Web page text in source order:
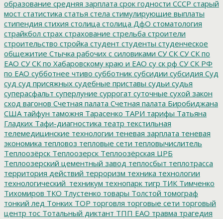
образование средняя зарплата срок годности СССР старый
мост статистика статья стела стимулирующие выплаты
стипендия стихия столица столица ДфО стоматология
страйкбол страх страхование стрельба строители
строительство стройка студент студенты студенческое
общежитие Стычка рабочих с силовиками СУ СК СУ СК по
ЕАО СУ СК по Хабаровскому краю и ЕАО су ск рф СУ СК РФ
по ЕАО субботнее чтиво субботник субсидии субсидия Суд
суд суд присяжных судебные приставы судьи судья
суперасфальт суперлуние суррогат суточные сухой закон
сход вагонов Счетная палата Счетная палата Биробиджана
США тайфун таможня Тарасенко ТАРИ тарифы Татьяна
Гладких Тафи-диагностика театр текстильная
телемедицинские технологии теневая зарплата теневая
экономика тепловоз тепловые сети тепловычислитель
Теплоозёрск Теплоозерск Теплоозёрская ЦРБ
Теплоозерский цементный завод теплосбыт теплотрасса
территория действий терроризм техника технологии
технологический_техникум технопарк тигр ТИК Тимченко
Тихомиров ТКО Тлустенко товары Толстой томограф
тонкий лед Тонких ТОР торговля торговые сети торговый
центр тос Тотальный диктант ТПП ЕАО травма трагедия